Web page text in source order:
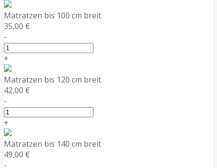
Matratzen bis 100 cm breit
35,00 €
-
+
Matratzen bis 120 cm breit
42,00 €
-
+
Matratzen bis 140 cm breit
49,00 €
-